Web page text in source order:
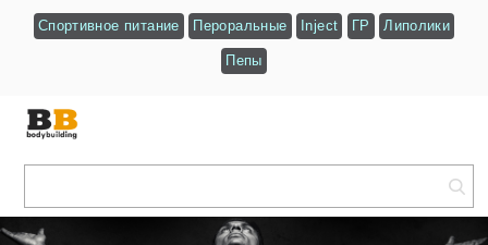
Спортивное питание Пероральные Inject ГР Липолики
Пепы